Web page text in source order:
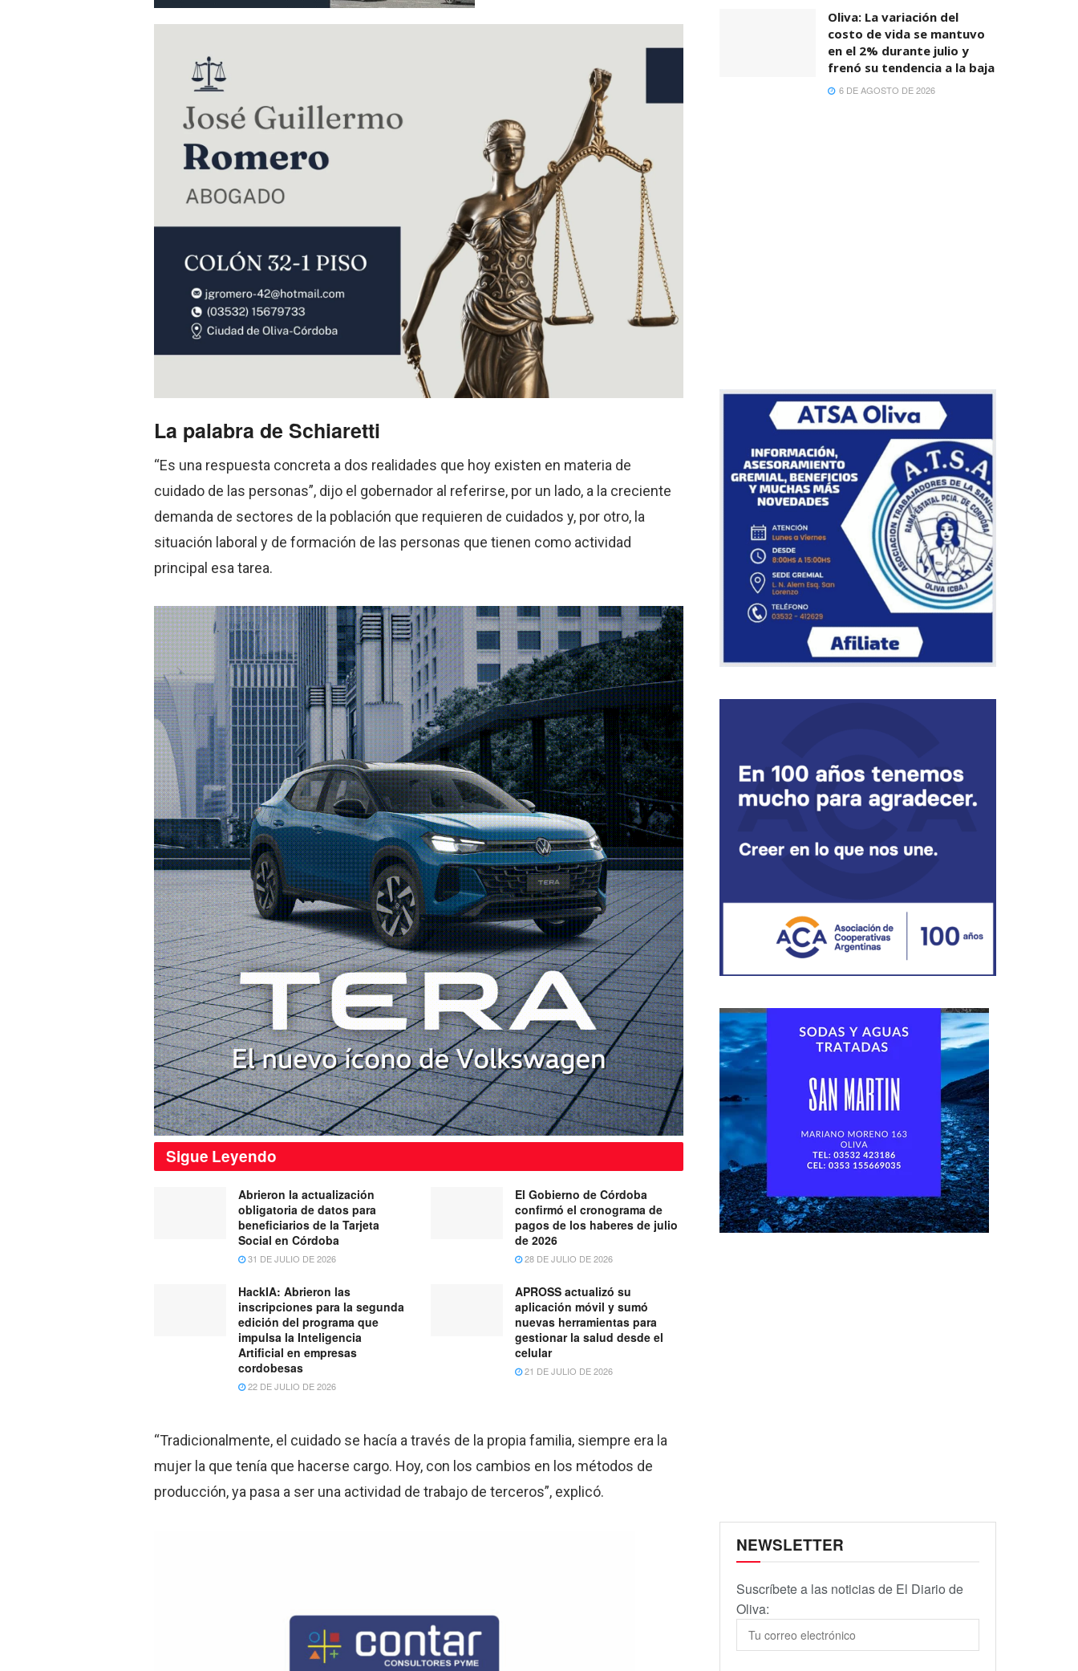
La palabra de Schiaretti
“Es una respuesta concreta a dos realidades que hoy existen en materia de
cuidado de las personas”, dijo el gobernador al referirse, por un lado, a la creciente
demanda de sectores de la población que requieren de cuidados y, por otro, la
situación laboral y de formación de las personas que tienen como actividad
principal esa tarea.
Sigue Leyendo
Abrieron la actualización
obligatoria de datos para
beneficiarios de la Tarjeta
Social en Córdoba
31 DE JULIO DE 2026
El Gobierno de Córdoba
confirmó el cronograma de
pagos de los haberes de julio
de 2026
28 DE JULIO DE 2026
HackIA: Abrieron las
inscripciones para la segunda
edición del programa que
impulsa la Inteligencia
Artificial en empresas
cordobesas
22 DE JULIO DE 2026
APROSS actualizó su
aplicación móvil y sumó
nuevas herramientas para
gestionar la salud desde el
celular
21 DE JULIO DE 2026
“Tradicionalmente, el cuidado se hacía a través de la propia familia, siempre era la
mujer la que tenía que hacerse cargo. Hoy, con los cambios en los métodos de
producción, ya pasa a ser una actividad de trabajo de terceros”, explicó.
Oliva: La variación del
costo de vida se mantuvo
en el 2% durante julio y
frenó su tendencia a la baja
6 DE AGOSTO DE 2026
NEWSLETTER
Suscríbete a las noticias de El Diario de
Oliva: